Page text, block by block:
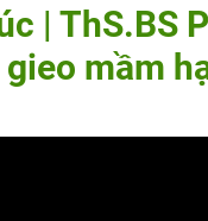
| ThS.BS
mầm